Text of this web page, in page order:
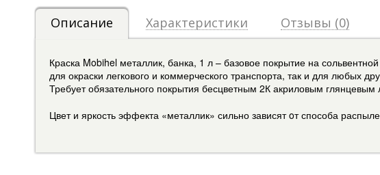
Описание Характеристики Отзывы (0)
Краска Mobihel металлик, банка, 1 л – базовое покрытие на
для окраски легкового и коммерческого транспорта, так и для любых
Требует обязательного покрытия бесцветным 2К акриловым
Цвет и яркость эффекта «металлик» сильно зависят oт способа